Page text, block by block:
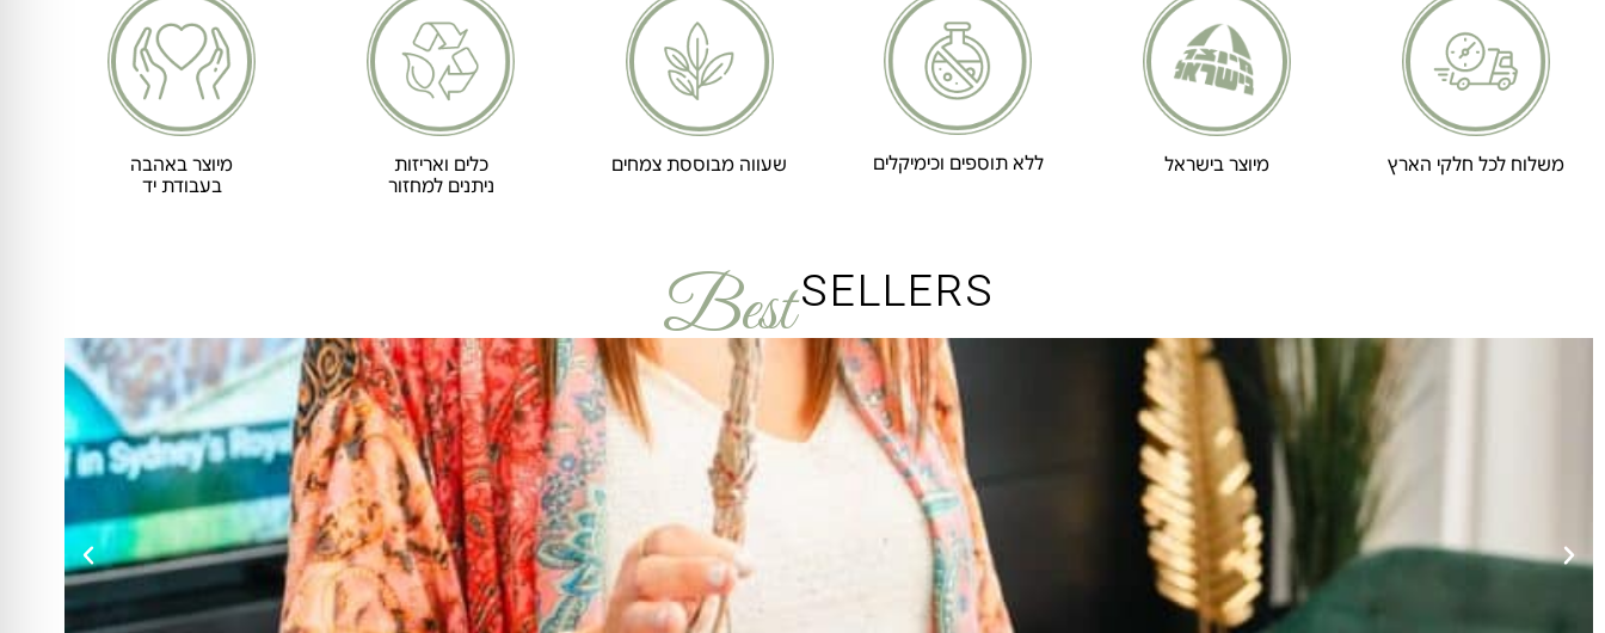
משלוח לכל חלקי הארץ מיוצר בישראל ללא תוספים וכימיקלים שעווה מבוססת צמחים
כלים ואריזות
ניתנים למחזור
מיוצר באהבה
בעבודת יד
SELLERS
Best